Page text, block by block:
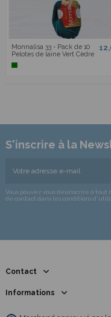
Monnalisa 33 - Pack de 10
Pelotes de laine Vert Cèdre
S'inscrire à la
Vous pouvez vous désinscrire à
de contact dans les conditions
Contact
Informations